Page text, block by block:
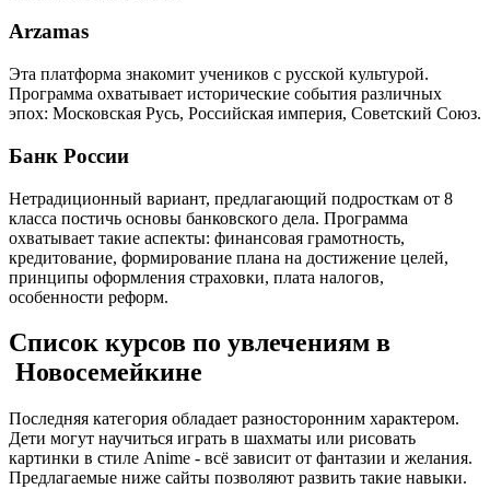
Arzamas
Эта платформа знакомит учеников с русской культурой.
Программа охватывает исторические события различных
эпох: Московская Русь, Российская империя, Советский Союз.
Банк России
Нетрадиционный вариант, предлагающий подросткам от 8
класса постичь основы банковского дела. Программа
охватывает такие аспекты: финансовая грамотность,
кредитование, формирование плана на достижение целей,
принципы оформления страховки, плата налогов,
особенности реформ.
Список курсов по увлечениям в
Новосемейкине
Последняя категория обладает разносторонним характером.
Дети могут научиться играть в шахматы или рисовать
картинки в стиле Anime - всё зависит от фантазии и желания.
Предлагаемые ниже сайты позволяют развить такие навыки.